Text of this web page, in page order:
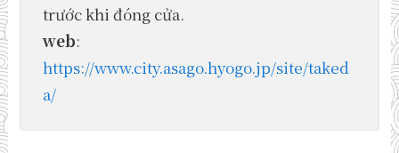
trước khi đóng cửa.
web:
https://www.city.asago.hyogo.jp/site/taked
a/